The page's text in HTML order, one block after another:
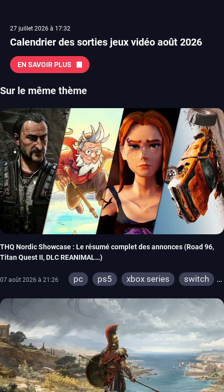
27 juillet 2026 à 17:32
Calendrier des sorties jeux vidéo août 2026
EN SAVOIR PLUS
Sur le même thème
THQ Nordic Showcase : Le résumé complet des annonces (Road 96,
Titan Quest II, DLC REANIMAL…)
07 août 2026 à 21:26 pc ps5 xbox series
switch
switch 2